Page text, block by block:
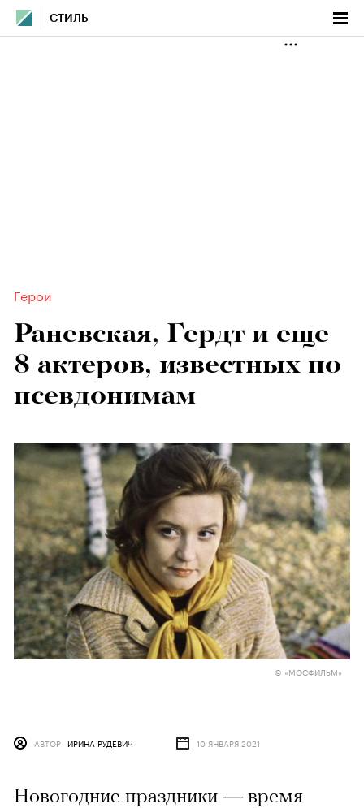
СТИЛЬ
Герои
Раневская, Гердт и еще
8 актеров, известных по
псевдонимам
© «МОСФИЛЬМ»
АВТОР ИРИНА РУДЕВИЧ 10 ЯНВАРЯ 2021
Новогодние праздники — время